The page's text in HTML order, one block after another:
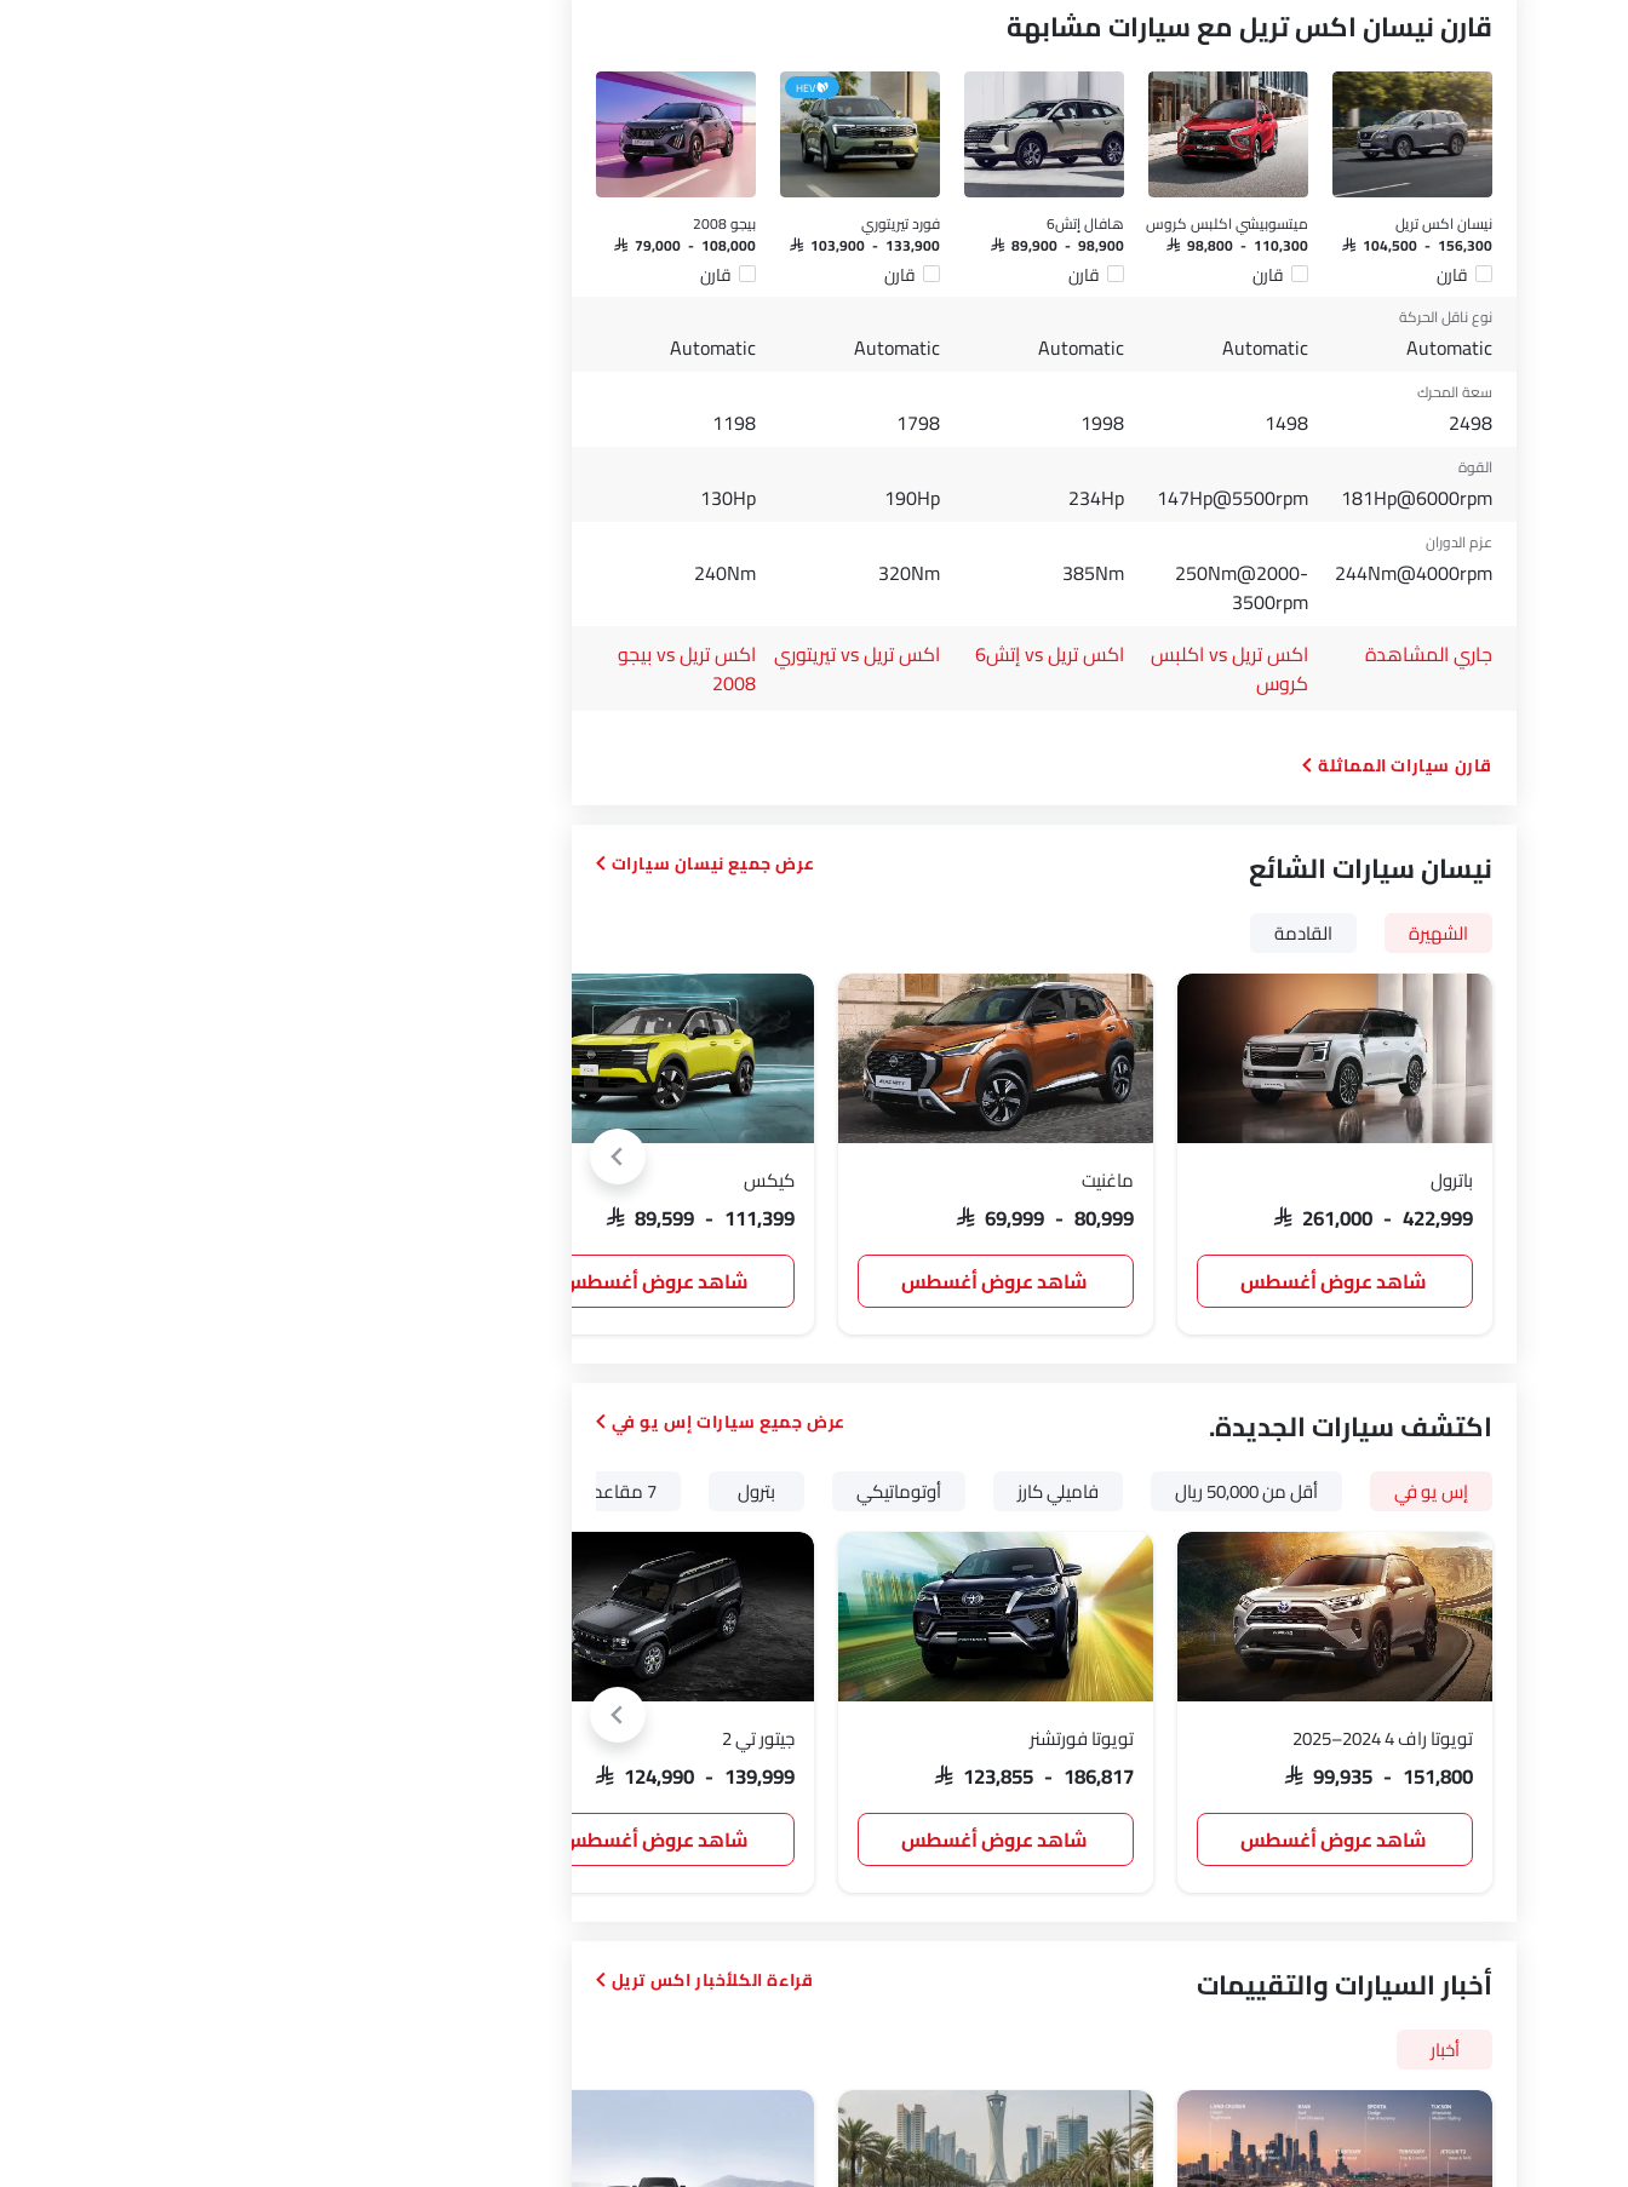
قارن نيسان اكس تريل مع سيارات مشابهة
نيسان اكس تريل
SAR 104,500 - 156,300
قارن
ميتسوبيشي اكلبس كروس
SAR 98,800 - 110,300
قارن
هافال إتش6
SAR 89,900 - 98,900
قارن
HEV
فورد تيريتوري
SAR 103,900 - 133,900
قارن
بيجو 2008
SAR 79,000 - 108,000
قارن
نوع ناقل الحركة
Automatic
Automatic
Automatic
Automatic
Automatic
سعة المحرك
2498
1498
1998
1798
1198
القوة
181Hp@6000rpm
147Hp@5500rpm
234Hp
190Hp
130Hp
عزم الدوران
244Nm@4000rpm
250Nm@2000-
3500rpm
385Nm
320Nm
240Nm
جاري المشاهدة
اكس تريل vs اكلبس
كروس
اكس تريل vs إتش6 اكس تريل vs تيريتوري
اكس تريل vs بيجو
2008
قارن سيارات المماثلة
نيسان سيارات الشائع
الشهيرة القادمة
باترول
SAR 261,000 - 422,999
شاهد عروض أغسطس
ماغنيت
SAR 69,999 - 80,999
شاهد عروض أغسطس
كيكس
SAR 89,599 - 111,399
شاهد عروض أغسطس
نيسان سيارات
اكتشف سيارات الجديدة.
إس يو في أقل من 50,000 ريال فاميلي كارز أوتوماتيكي بترول 7 مقاعد
تويوتا راف 4 2024–2025
SAR 99,935 - 151,800
شاهد عروض أغسطس
تويوتا فورتشنر
SAR 123,855 - 186,817
شاهد عروض أغسطس
جيتور تي 2
SAR 124,990 - 139,999
شاهد عروض أغسطس
سيارات إس يو في
أخبار السيارات والتقييمات
أخبار
أخبار اكس تريل